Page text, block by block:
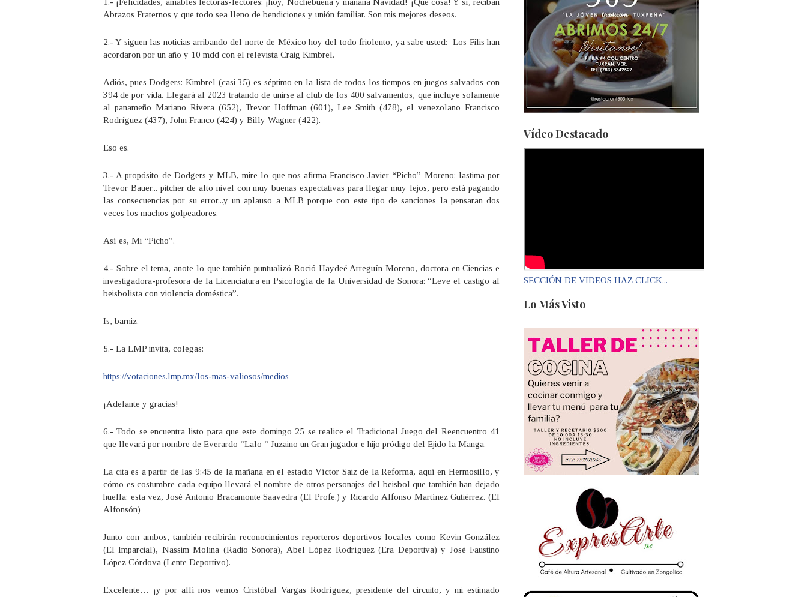
Abrazos Fraternos y que todo sea lleno de bendiciones y unión familiar. Son mis mejores deseos.
2.- Y siguen las noticias arribando del norte de México hoy del todo friolento, ya sabe usted: Los Filis han
acordaron por un año y 10 mdd con el relevista Craig Kimbrel.
Adiós, pues Dodgers: Kimbrel (casi 35) es séptimo en la lista de todos los tiempos en juegos salvados con
394 de por vida. Llegará al 2023 tratando de unirse al club de los 400 salvamentos, que incluye solamente
al panameño Mariano Rivera (652), Trevor Hoffman (601), Lee Smith (478), el venezolano Francisco
Rodríguez (437), John Franco (424) y Billy Wagner (422).
Eso es.
3.- A propósito de Dodgers y MLB, mire lo que nos afirma Francisco Javier “Picho” Moreno: lastima por
Trevor Bauer... pitcher de alto nivel con muy buenas expectativas para llegar muy lejos, pero está pagando
las consecuencias por su error...y un aplauso a MLB porque con este tipo de sanciones la pensaran dos
veces los machos golpeadores.
Así es, Mi “Picho”.
4.- Sobre el tema, anote lo que también puntualizó Roció Haydeé Arreguín Moreno, doctora en Ciencias e
investigadora-profesora de la Licenciatura en Psicología de la Universidad de Sonora: “Leve el castigo al
beisbolista con violencia doméstica”.
Is, barniz.
5.- La LMP invita, colegas:
https://votaciones.lmp.mx/los-mas-valiosos/medios
¡Adelante y gracias!
6.- Todo se encuentra listo para que este domingo 25 se realice el Tradicional Juego del Reencuentro 41
que llevará por nombre de Everardo “Lalo “ Juzaino un Gran jugador e hijo pródigo del Ejido la Manga.
La cita es a partir de las 9:45 de la mañana en el estadio Víctor Saiz de la Reforma, aquí en Hermosillo, y
cómo es costumbre cada equipo llevará el nombre de otros personajes del beisbol que también han dejado
huella: esta vez, José Antonio Bracamonte Saavedra (El Profe.) y Ricardo Alfonso Martínez Gutiérrez. (El
Alfonsón)
Junto con ambos, también recibirán reconocimientos reporteros deportivos locales como Kevin González
(El Imparcial), Nassim Molina (Radio Sonora), Abel López Rodríguez (Era Deportiva) y José Faustino
López Córdova (Lente Deportivo).
Excelente… ¡y por allí nos vemos Cristóbal Vargas Rodríguez, presidente del circuito, y mi estimado
Vídeo Destacado
SECCIÓN DE VIDEOS HAZ CLICK...
Lo Más Visto